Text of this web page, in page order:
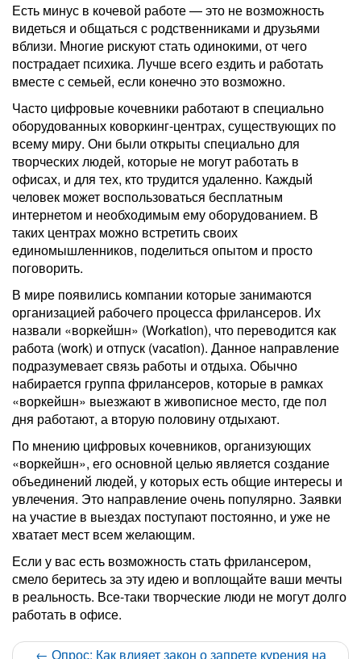
Есть минус в кочевой работе — это не возможность
видеться и общаться с родственниками и друзьями
вблизи. Многие рискуют стать одинокими, от чего
пострадает психика. Лучше всего ездить и работать
вместе с семьей, если конечно это возможно.
Часто цифровые кочевники работают в специально
оборудованных коворкинг-центрах, существующих по
всему миру. Они были открыты специально для
творческих людей, которые не могут работать в
офисах, и для тех, кто трудится удаленно. Каждый
человек может воспользоваться бесплатным
интернетом и необходимым ему оборудованием. В
таких центрах можно встретить своих
единомышленников, поделиться опытом и просто
поговорить.
В мире появились компании которые занимаются
организацией рабочего процесса фрилансеров. Их
назвали «воркейшн» (Workation), что переводится как
работа (work) и отпуск (vacation). Данное направление
подразумевает связь работы и отдыха. Обычно
набирается группа фрилансеров, которые в рамках
«воркейшн» выезжают в живописное место, где пол
дня работают, а вторую половину отдыхают.
По мнению цифровых кочевников, организующих
«воркейшн», его основной целью является создание
объединений людей, у которых есть общие интересы и
увлечения. Это направление очень популярно. Заявки
на участие в выездах поступают постоянно, и уже не
хватает мест всем желающим.
Если у вас есть возможность стать фрилансером,
смело беритесь за эту идею и воплощайте ваши мечты
в реальность. Все-таки творческие люди не могут долго
работать в офисе.
← Опрос: Как влияет закон о запрете курения на